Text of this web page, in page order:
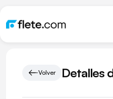
Volver Detalles